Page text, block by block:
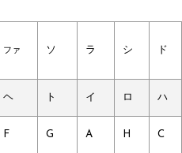
ファ ソ ラ シ ド
ヘ ト イ ロ ハ
F G A H C